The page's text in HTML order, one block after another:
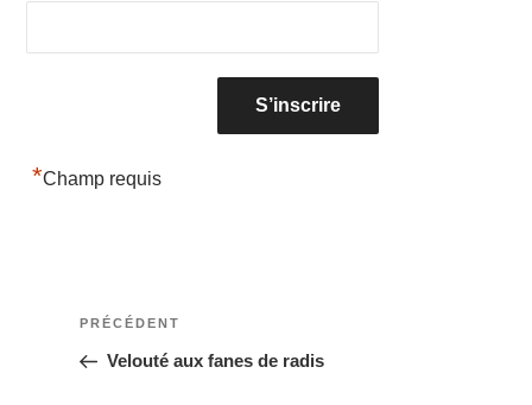
*Champ requis
Navigation
Article
précédent
PRÉCÉDENT
Velouté aux fanes de radis